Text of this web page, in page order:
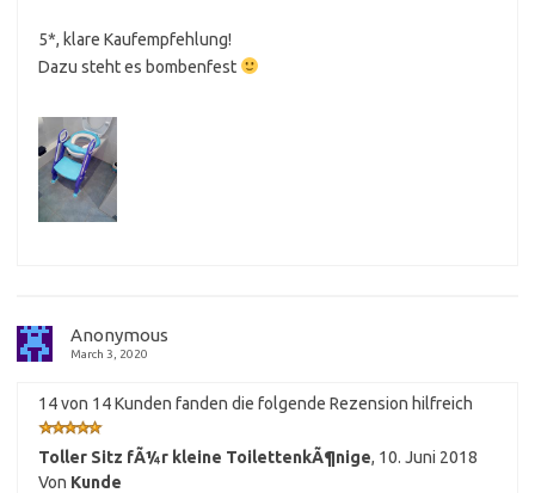
5*, klare Kaufempfehlung!
Dazu steht es bombenfest
Anonymous
March 3, 2020
14 von 14 Kunden fanden die folgende Rezension hilfreich
Toller Sitz fÃ¼r kleine ToilettenkÃ¶nige, 10. Juni 2018
Von Kunde